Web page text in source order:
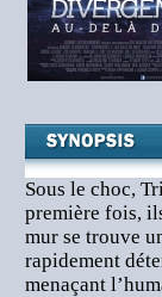
Sous le choc,
première fois,
mur se trouve
rapidement
menaçant